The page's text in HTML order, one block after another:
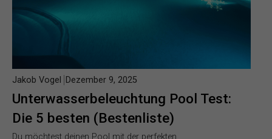
Unterwasserbeleuchtung Pool Test:
Die 5 besten (Bestenliste)
Jakob Vogel Dezember 9, 2025
Du möchtest deinen Pool mit der perfekten